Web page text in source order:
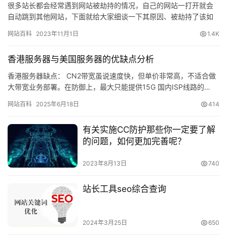
很多站长都会经常遇到网站被劫持的情况，自己的网站一打开就会
自动跳到其他网站，下面就给大家细谈一下其原因、被劫持了该如
况？…
网站百科 2023年11月1日 1.4K
香港服务器与美国服务器的优缺点分析
香港服务器缺点： CN2带宽虽说速度快，但单价非常高，不适合做
大带宽业务部署。在防御上，最大只能提供15G 国内ISP线路的…
网站百科 2025年6月18日 414
有关实施CC防护那些你一定要了解
的问题，如何更加完善呢？
2023年8月13日 740
站长工具seo综合查询
2024年3月25日 650